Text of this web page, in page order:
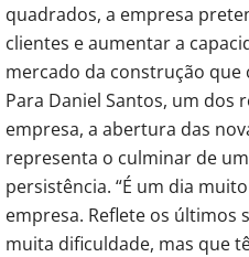
quadrados, a empresa
clientes e aumentar a
mercado da construção que
Para Daniel Santos, um dos
empresa, a abertura das
representa o culminar de
persistência. “É um dia
empresa. Reflete os últimos
muita dificuldade, mas que